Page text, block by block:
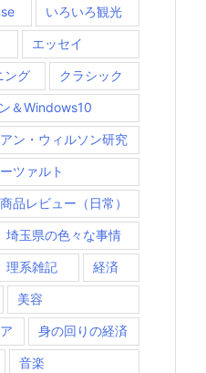
いろいろ観光
エッセイ
ング クラシック
＆Windows10
ン・ウィルソン研究
ツァルト
商品レビュー（日常）
埼玉県の色々な事情
理系雑記 経済
美容
身の回りの経済
音楽